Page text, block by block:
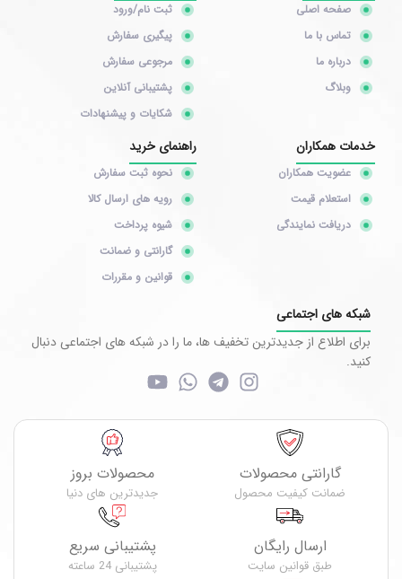
صفحه اصلی
تماس با ما
درباره ما
وبلاگ
ثبت نام/ورود
پیگیری سفارش
مرجوعی سفارش
پشتیبانی آنلاین
شکایات و پیشنهادات
خدمات همکاران
عضویت همکاران
استعلام قیمت
دریافت نمایندگی
راهنمای خرید
نحوه ثبت سفارش
رویه های ارسال کالا
شیوه پرداخت
گارانتی و ضمانت
قوانین و مقررات
شبکه های اجتماعی
برای اطلاع از جدیدترین تخفیف ها، ما را در شبکه های اجتماعی دنبال
کنید.
گارانتی محصولات
ضمانت کیفیت محصول
محصولات بروز
جدیدترین های دنیا
ارسال رایگان
طبق قوانین سایت
پشتیبانی سریع
پشتیبانی 24 ساعته